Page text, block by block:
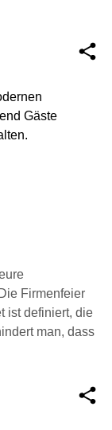
Fir­men­fei­er
ist defi­niert, die
man, dass